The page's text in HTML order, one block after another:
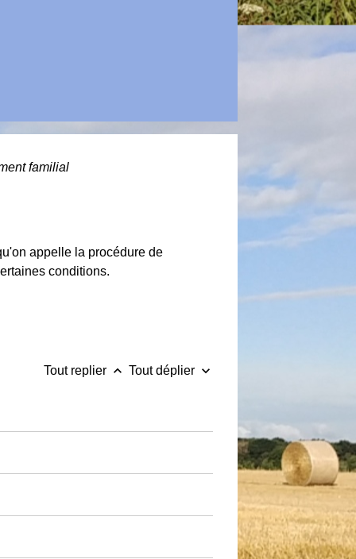
familial
appelle la procédure de
conditions.
Tout replier keyboard_arrow_up Tout déplier keyboard_arrow_down